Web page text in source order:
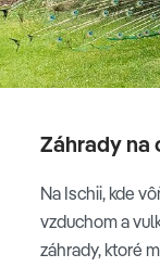
Záhrady na
Na Ischii, kde
vzduchom a
záhrady, ktoré